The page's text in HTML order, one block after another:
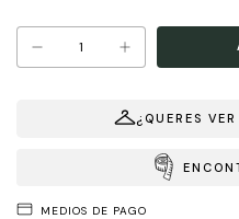
¿QUERES
MEDIOS DE PAGO